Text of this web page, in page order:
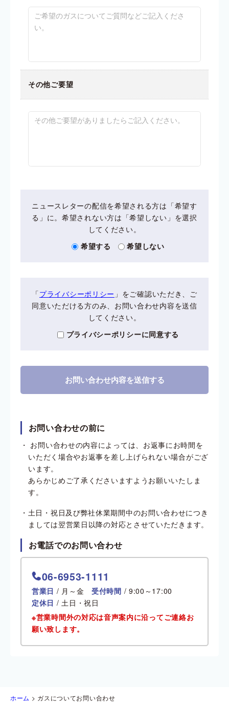
その他ご要望
ニュースレターの配信を希望される方は「希望す
る」に。希望されない方は「希望しない」を選択
してください。
希望する
希望しない
「プライバシーポリシー 」をご確認いただき、ご
同意いただける方のみ、お問い合わせ内容を送信
してください。
プライバシーポリシーに同意する
お問い合わせの前に
お問い合わせの内容によっては、お返事にお時間を
いただく場合やお返事を差し上げられない場合がござ
います。
あらかじめご了承くださいますようお願いいたしま
す。
土日・祝日及び弊社休業期間中のお問い合わせにつき
ましては翌営業日以降の対応とさせていただきます。
お電話でのお問い合わせ
06-6953-1111
営業日 / 月～金受付時間 / 9:00～17:00
定休日 / 土日・祝日
※営業時間外の対応は音声案内に沿ってご連絡お
願い致します。
ホーム > ガスについてお問い合わせ